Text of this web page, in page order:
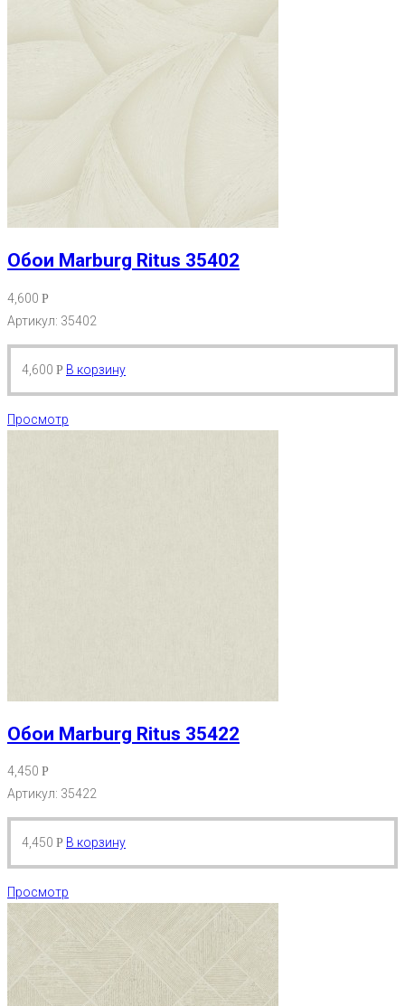
Обои Marburg Ritus 35402
4,600 Р
Артикул: 35402
4,600 Р В корзину
Просмотр
Обои Marburg Ritus 35422
4,450 Р
Артикул: 35422
4,450 Р В корзину
Просмотр